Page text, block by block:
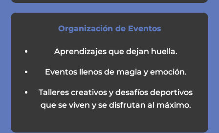
Organización de Eventos
Aprendizajes que dejan huella.
Eventos llenos de magia y emoción.
Talleres creativos y desafíos deportivos
que se viven y se disfrutan al máximo.